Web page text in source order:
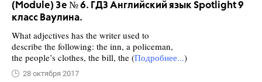
(Module) 3e № 6. ГДЗ Английский язык Spotlight 9
класс Ваулина.
What adjectives has the writer used to
describe the following: the inn, a policeman,
the people’s clothes, the bill, the (Подробнее...)
28 октября 2017